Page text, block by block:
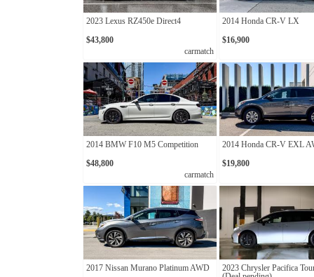
2023 Lexus RZ450e Direct4
$43,800
carmatch
2014 Honda CR-V LX
$16,900
2014 BMW F10 M5 Competition
$48,800
carmatch
2014 Honda CR-V EXL
$19,800
2017 Nissan Murano Platinum AWD
2023 Chrysler Pacifica